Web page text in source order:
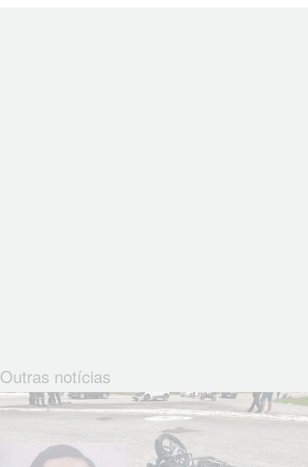
Outras notícias